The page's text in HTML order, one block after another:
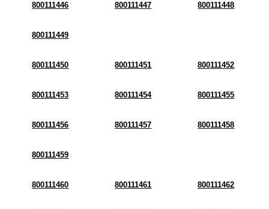
800111446 800111447 800111448
800111449
800111450 800111451 800111452
800111453 800111454 800111455
800111456 800111457 800111458
800111459
800111460 800111461 800111462